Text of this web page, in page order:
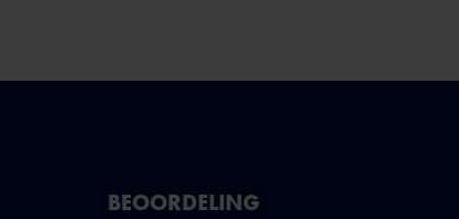
BEOORDELING